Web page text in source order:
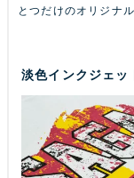
とつだけのオリジナ
淡色インクジェッ